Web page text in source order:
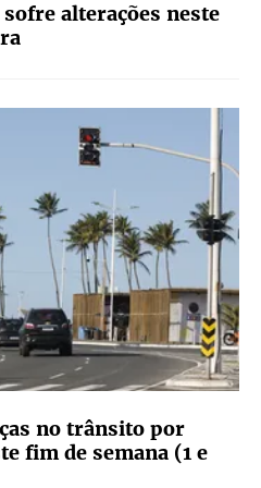
alterações neste
no trânsito por
fim de semana (1 e